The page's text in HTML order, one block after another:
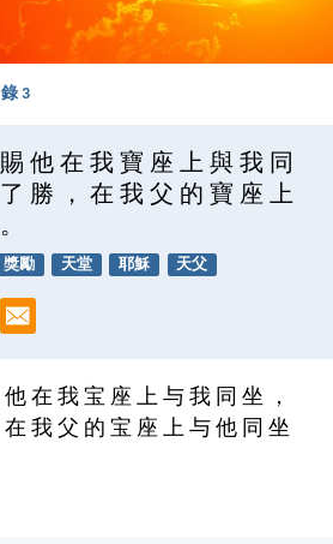
3
他 在 我 寶 座 上 與 我 同
勝 ， 在 我 父 的 寶 座 上
獎勵 天堂 耶穌 天父
在 我 宝 座 上 与 我 同 坐 ，
我 父 的 宝 座 上 与 他 同 坐